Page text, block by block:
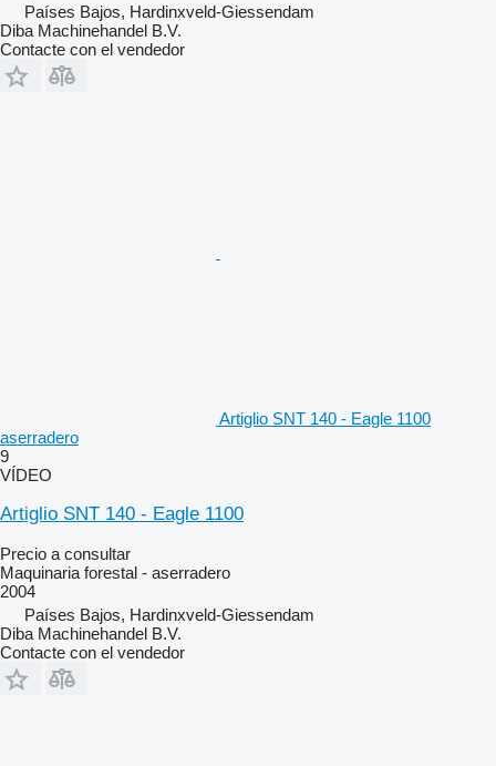
Países Bajos, Hardinxveld-Giessendam
Diba Machinehandel B.V.
Contacte con el vendedor
Artiglio SNT 140 - Eagle 1100
aserradero
9
VÍDEO
Artiglio SNT 140 - Eagle 1100
Precio a consultar
Maquinaria forestal - aserradero
2004
Países Bajos, Hardinxveld-Giessendam
Diba Machinehandel B.V.
Contacte con el vendedor